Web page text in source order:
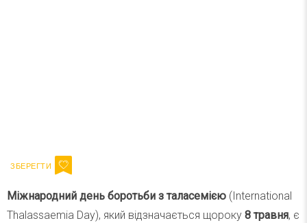
Міжнародний день боротьби з таласемією (International
Thalassaemia Day), який відзначається щороку 8 травня, є